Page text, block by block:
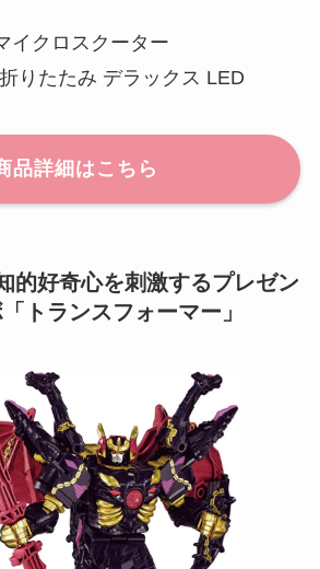
イクロスクーター
りたたみ デラックス LED
品詳細はこちら
的好奇心を刺激するプレゼン
トランスフォーマー」